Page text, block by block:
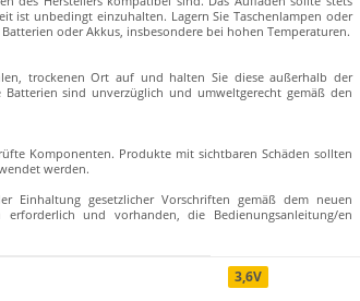
ist unbedingt einzuhalten. Lagern Sie Taschenlampen oder
oder Akkus, insbesondere bei hohen Temperaturen.
trockenen Ort auf und halten Sie diese außerhalb der
sind unverzüglich und umweltgerecht gemäß den
Komponenten. Produkte mit sichtbaren Schäden sollten
werden.
Einhaltung gesetzlicher Vorschriften gemäß dem neuen
erforderlich und vorhanden, die Bedienungsanleitung/en
3,6V